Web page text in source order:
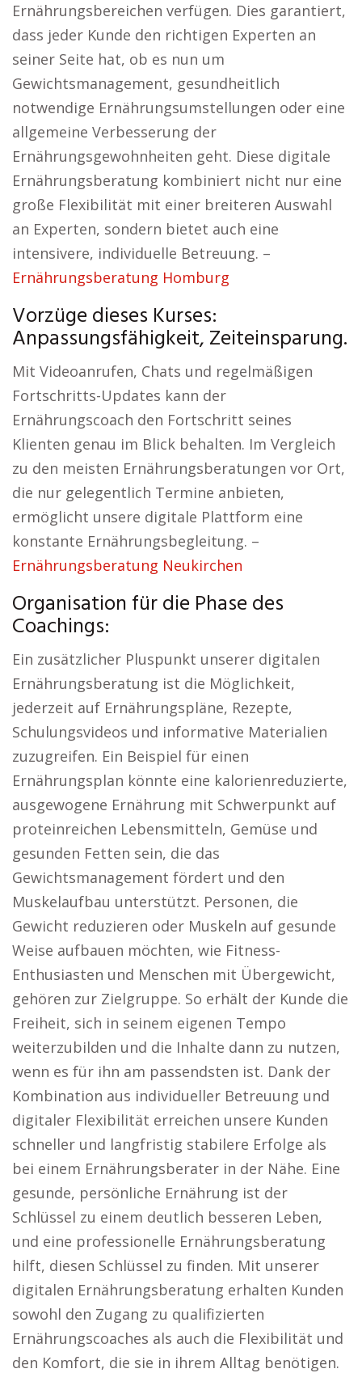
Ernährungsbereichen verfügen. Dies garantiert,
dass jeder Kunde den richtigen Experten an
seiner Seite hat, ob es nun um
Gewichtsmanagement, gesundheitlich
notwendige Ernährungsumstellungen oder eine
allgemeine Verbesserung der
Ernährungsgewohnheiten geht. Diese digitale
Ernährungsberatung kombiniert nicht nur eine
große Flexibilität mit einer breiteren Auswahl
an Experten, sondern bietet auch eine
intensivere, individuelle Betreuung. –
Ernährungsberatung Homburg
Vorzüge dieses Kurses:
Anpassungsfähigkeit, Zeiteinsparung.
Mit Videoanrufen, Chats und regelmäßigen
Fortschritts-Updates kann der
Ernährungscoach den Fortschritt seines
Klienten genau im Blick behalten. Im Vergleich
zu den meisten Ernährungsberatungen vor Ort,
die nur gelegentlich Termine anbieten,
ermöglicht unsere digitale Plattform eine
konstante Ernährungsbegleitung. –
Ernährungsberatung Neukirchen
Organisation für die Phase des
Coachings:
Ein zusätzlicher Pluspunkt unserer digitalen
Ernährungsberatung ist die Möglichkeit,
jederzeit auf Ernährungspläne, Rezepte,
Schulungsvideos und informative Materialien
zuzugreifen. Ein Beispiel für einen
Ernährungsplan könnte eine kalorienreduzierte,
ausgewogene Ernährung mit Schwerpunkt auf
proteinreichen Lebensmitteln, Gemüse und
gesunden Fetten sein, die das
Gewichtsmanagement fördert und den
Muskelaufbau unterstützt. Personen, die
Gewicht reduzieren oder Muskeln auf gesunde
Weise aufbauen möchten, wie Fitness-
Enthusiasten und Menschen mit Übergewicht,
gehören zur Zielgruppe. So erhält der Kunde die
Freiheit, sich in seinem eigenen Tempo
weiterzubilden und die Inhalte dann zu nutzen,
wenn es für ihn am passendsten ist. Dank der
Kombination aus individueller Betreuung und
digitaler Flexibilität erreichen unsere Kunden
schneller und langfristig stabilere Erfolge als
bei einem Ernährungsberater in der Nähe. Eine
gesunde, persönliche Ernährung ist der
Schlüssel zu einem deutlich besseren Leben,
und eine professionelle Ernährungsberatung
hilft, diesen Schlüssel zu finden. Mit unserer
digitalen Ernährungsberatung erhalten Kunden
sowohl den Zugang zu qualifizierten
Ernährungscoaches als auch die Flexibilität und
den Komfort, die sie in ihrem Alltag benötigen.